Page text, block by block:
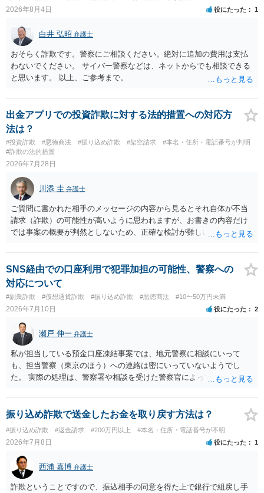
2026年8月4日 役にたった 1
白井 弘昭 弁護士
おそらく詐欺です。警察にご相談ください。絶対に追加の費用は支払
わないでください。 サイバー警察などは、ネットからでも相談できる
と思います。 以上、ご参考まで。
出金アプリでの投資詐欺に対する法的措置への対応方
法は？
#投資詐欺 #悪徳商法 #振り込め詐欺 #架空請求
#本名・住所・電話番号が判明
#詐欺の法的措置
2026年7月28日
川添 圭 弁護士
ご質問に書かれた相手のメッセージの内容から見るとそれ自体が不当
請求（詐欺）の可能性が高いように思われますが、お書きの内容だけ
では事案の概要が判然としないため、正確な検討が難しいです。例え
画面を見て貰いながらアドバイスう受けた方が確実です。
SNS経由での口座利用で犯罪加担の可能性、警察への
対応について
#副業詐欺 #仮想通貨詐欺 #振り込め詐欺 #悪徳商法 #10〜50万円未満
2026年7月10日 役にたった 2
瀬戸 伸一 弁護士
私が担当している預金口座凍結事案では、地元警察に相談にいって
も、担当警察（東京のほう）への連絡は密にいっていないようでし
た。 実際の処理は、警察署や相談を受けた警察官によってだいぶ変わ
いて弁護士に依頼を検討されてください。
振り込め詐欺で送金したお金を取り戻す方法は？
#振り込め詐欺 #返金請求 #200万円以上 #本名・住所・電話番号が不明
2026年7月8日 役にたった 1
西浦 嘉博 弁護士
詐欺ということですので、振込相手の同意を得た上で銀行で組戻し手